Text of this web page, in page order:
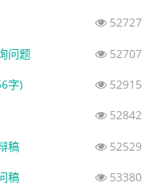
52727
问题 52707
字) 52915
52842
稿 52529
稿 53380